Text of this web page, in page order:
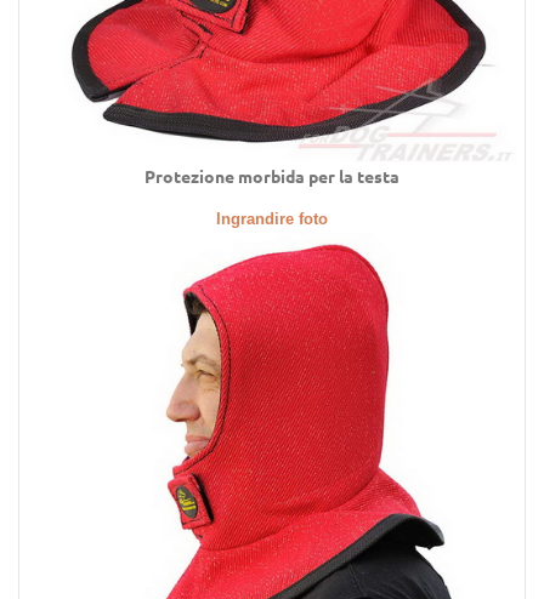
Protezione morbida per la testa
Ingrandire foto